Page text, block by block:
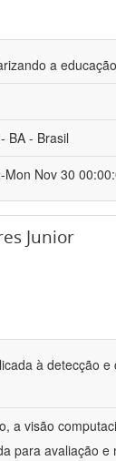
a
BA - Brasil
Nov 30
Junior
à detecção
a visão
para avaliação